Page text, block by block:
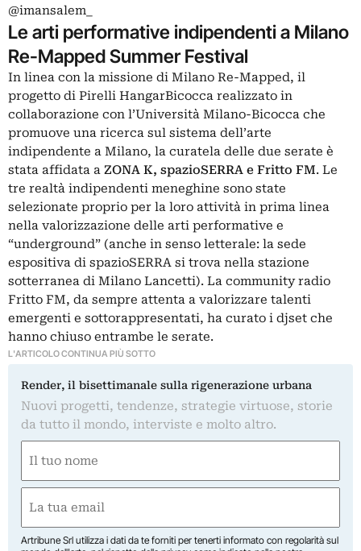
@imansalem_
Le arti performative indipendenti a Milano
Re-Mapped Summer Festival
In linea con la missione di Milano Re-Mapped, il
progetto di Pirelli HangarBicocca realizzato in
collaborazione con l’Università Milano-Bicocca che
promuove una ricerca sul sistema dell’arte
indipendente a Milano, la curatela delle due serate è
stata affidata a ZONA K, spazioSERRA e Fritto FM. Le
tre realtà indipendenti meneghine sono state
selezionate proprio per la loro attività in prima linea
nella valorizzazione delle arti performative e
“underground” (anche in senso letterale: la sede
espositiva di spazioSERRA si trova nella stazione
sotterranea di Milano Lancetti). La community radio
Fritto FM, da sempre attenta a valorizzare talenti
emergenti e sottorappresentati, ha curato i djset che
hanno chiuso entrambe le serate.
L'ARTICOLO CONTINUA PIÙ SOTTO
Render, il bisettimanale sulla rigenerazione urbana
Nuovi progetti, tendenze, strategie virtuose, storie
da tutto il mondo, interviste e molto altro.
(Obbligatorio)
Nome
(Obbligatorio)
Artribune Srl utilizza i dati da te forniti per tenerti informato con regolarità sul